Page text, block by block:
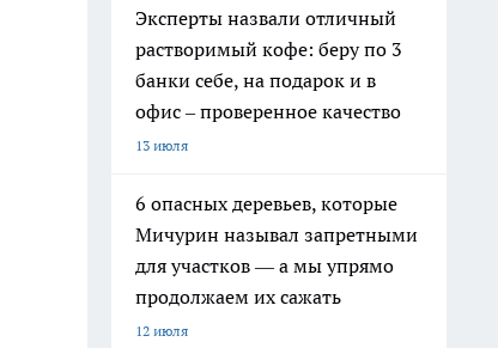
Эксперты назвали отличный
растворимый кофе: беру по 3
банки себе, на подарок и в
офис – проверенное качество
13 июля
6 опасных деревьев, которые
Мичурин называл запретными
для участков — а мы упрямо
продолжаем их сажать
12 июля